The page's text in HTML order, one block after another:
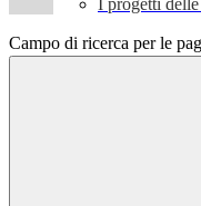
I progetti
Campo di ricerca per le